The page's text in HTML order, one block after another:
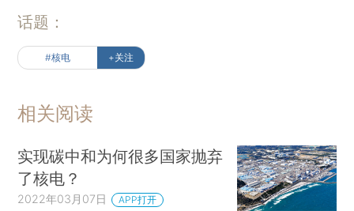
话题：
#核电 +关注
相关阅读
实现碳中和为何很多国家抛弃
了核电？
2022年03月07日 APP打开